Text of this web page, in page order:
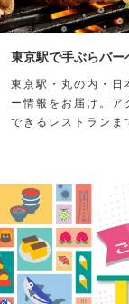
東京駅で手ぶらバ
東京駅・丸の内・日
ー情報をお届け。
できるレストランま